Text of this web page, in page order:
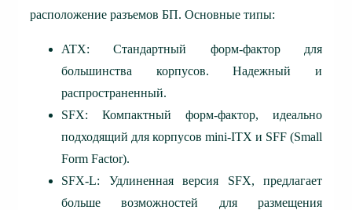
расположение разъемов БП. Основные типы:
ATX: Стандартный форм-фактор для
большинства корпусов. Надежный и
распространенный.
SFX: Компактный форм-фактор, идеально
подходящий для корпусов mini-ITX и SFF (Small
Form Factor).
SFX-L: Удлиненная версия SFX, предлагает
больше возможностей для размещения